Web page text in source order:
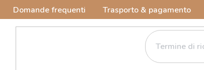
Domande frequenti Trasporto & pagamento